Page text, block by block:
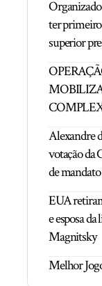
ter
superior
Alexandre
votação da
de
EUA
e esposa da
Magnitsky
Melhor